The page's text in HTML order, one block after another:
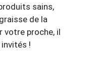
sains,
de la
votre proche, il
invités !